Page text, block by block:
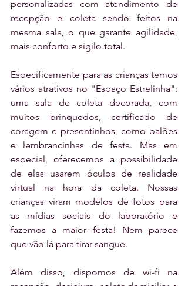
personalizadas com atendimento de
recepção e coleta sendo feitos na
mesma sala, o que garante agilidade,
mais conforto e sigilo total.
Especificamente para as crianças temos
vários atrativos no "Espaço Estrelinha":
uma sala de coleta decorada, com
muitos brinquedos, certificado de
coragem e presentinhos, como balões
e lembrancinhas de festa. Mas em
especial, oferecemos a possibilidade
de elas usarem óculos de realidade
virtual na hora da coleta. Nossas
crianças viram modelos de fotos para
as mídias sociais do laboratório e
fazemos a maior festa! Nem parece
que vão lá para tirar sangue.
Além disso, dispomos de wi-fi na